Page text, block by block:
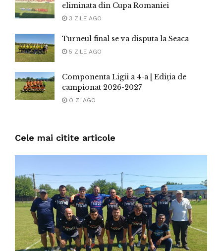
eliminata din Cupa Romaniei
3 ZILE AGO
Turneul final se va disputa la Seaca
5 ZILE AGO
Componenta Ligii a 4-a | Ediția de
campionat 2026-2027
O ZI AGO
Cele mai citite articole